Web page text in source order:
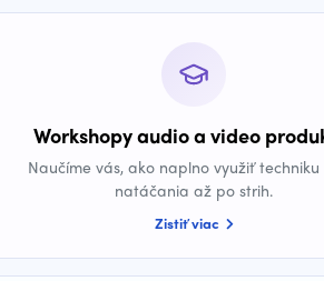
Workshopy audio a video
Naučíme vás, ako naplno využiť
natáčania až po strih.
Zistiť viac